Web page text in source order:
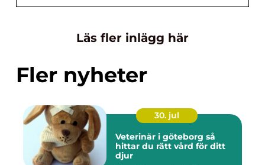
Läs fler inlägg här
Fler nyheter
30. jul
Veterinär i göteborg så
hittar du rätt vård för ditt
djur